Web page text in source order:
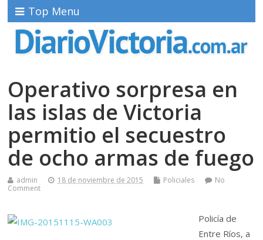
Top Menu
Operativo sorpresa en
las islas de Victoria
permitio el secuestro
de ocho armas de fuego
admin 18 de noviembre de 2015 Policiales
No
Comment
Policía de
Entre Ríos, a